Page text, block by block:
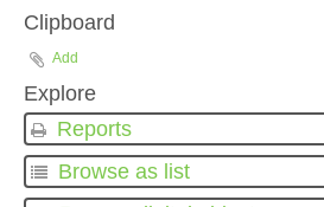
Clipboard
Add
Explore
Reports
Browse as list